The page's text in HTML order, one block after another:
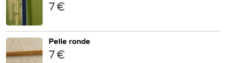
7 €
Pelle ronde
7 €